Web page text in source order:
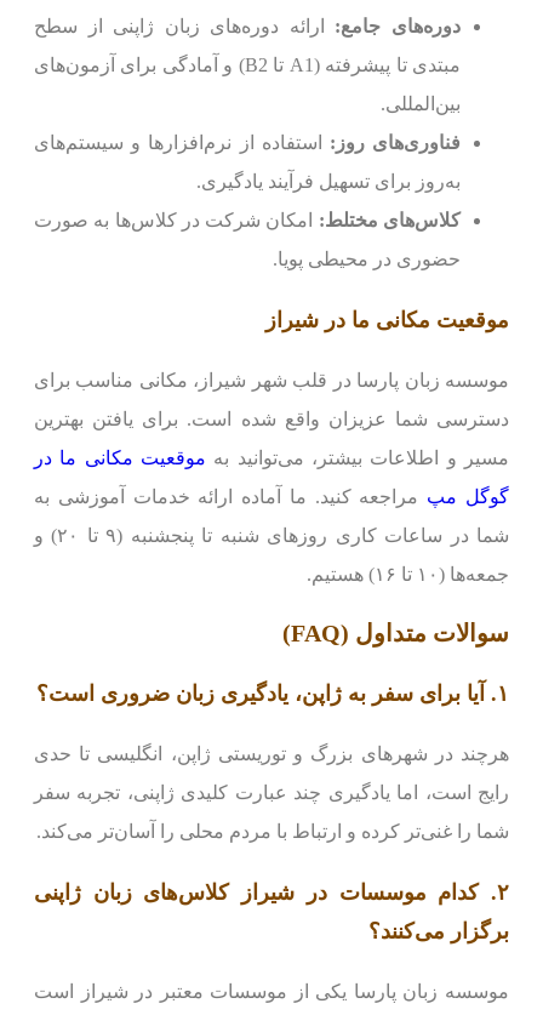
دوره‌های جامع: ارائه دوره‌های زبان ژاپنی از سطح
مبتدی تا پیشرفته (A1 تا B2) و آمادگی برای آزمون‌های
بین‌المللی.
فناوری‌های روز: استفاده از نرم‌افزارها و سیستم‌های
به‌روز برای تسهیل فرآیند یادگیری.
کلاس‌های مختلط: امکان شرکت در کلاس‌ها به صورت
حضوری در محیطی پویا.
موقعیت مکانی ما در شیراز
موسسه زبان پارسا در قلب شهر شیراز، مکانی مناسب برای
دسترسی شما عزیزان واقع شده است. برای یافتن بهترین
مسیر و اطلاعات بیشتر، می‌توانید به موقعیت مکانی ما در
گوگل مپ مراجعه کنید. ما آماده ارائه خدمات آموزشی به
شما در ساعات کاری روزهای شنبه تا پنجشنبه (۹ تا ۲۰) و
جمعه‌ها (۱۰ تا ۱۶) هستیم.
سوالات متداول (FAQ)
۱. آیا برای سفر به ژاپن، یادگیری زبان ضروری است؟
هرچند در شهرهای بزرگ و توریستی ژاپن، انگلیسی تا حدی
رایج است، اما یادگیری چند عبارت کلیدی ژاپنی، تجربه سفر
شما را غنی‌تر کرده و ارتباط با مردم محلی را آسان‌تر می‌کند.
۲. کدام موسسات در شیراز کلاس‌های زبان ژاپنی
برگزار می‌کنند؟
موسسه زبان پارسا یکی از موسسات معتبر در شیراز است